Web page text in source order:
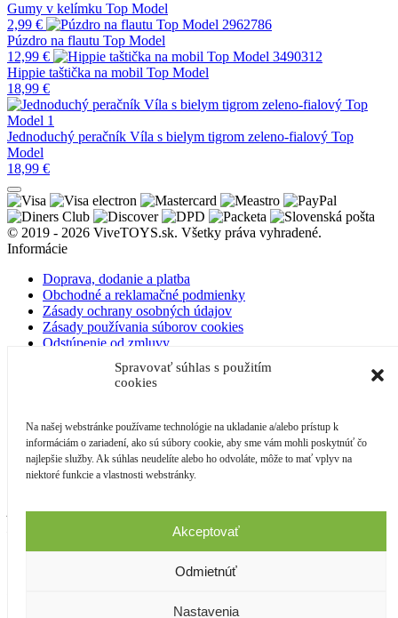
Spravovať súhlas s použitím
cookies
Na našej webstránke používame technológie na ukladanie a/alebo prístup k
informáciám o zariadení, ako sú súbory cookie, aby sme vám mohli poskytnúť čo
najlepšie služby. Ak súhlas neudelíte alebo ho odvoláte, môže to mať vplyv na
niektoré funkcie a vlastnosti webstránky.
Akceptovať
Odmietnúť
Nastavenia
Gumy v kelímku Top Model
2,99 €
Púzdro na flautu Top Model
12,99 €
Hippie taštička na mobil Top Model
18,99 €
Jednoduchý peračník Víla s bielym tigrom zeleno-fialový Top
Model
18,99 €
© 2019 - 2026 ViveTOYS.sk. Všetky práva vyhradené.
Informácie
Doprava, dodanie a platba
Obchodné a reklamačné podmienky
Zásady ochrany osobných údajov
Zásady používania súborov cookies
Odstúpenie od zmluvy
Môj účet
Prihlásenie
Kontakt
ARTE studio, s.r.o.